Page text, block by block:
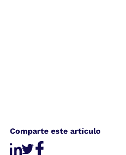
Comparte este artículo